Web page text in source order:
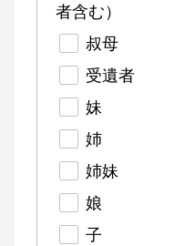
者含む）
叔母
受遺者
妹
姉
姉妹
娘
子